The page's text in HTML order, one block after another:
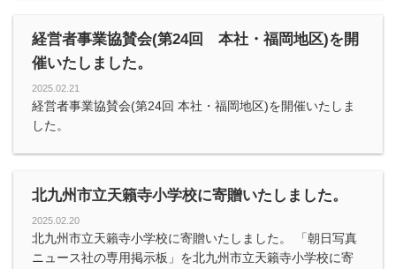
経営者事業協賛会(第24回 本社・福岡地区)を開
催いたしました。
2025.02.21
経営者事業協賛会(第24回 本社・福岡地区)を開催いたしま
した。
北九州市立天籟寺小学校に寄贈いたしました。
2025.02.20
北九州市立天籟寺小学校に寄贈いたしました。 「朝日写真
ニュース社の専用掲示板」を北九州市立天籟寺小学校に寄